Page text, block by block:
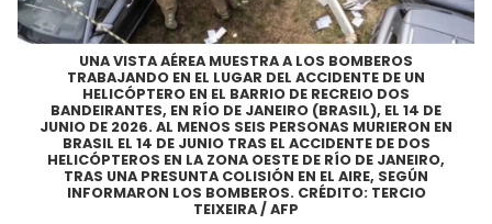
UNA VISTA AÉREA MUESTRA A LOS BOMBEROS
TRABAJANDO EN EL LUGAR DEL ACCIDENTE DE UN
HELICÓPTERO EN EL BARRIO DE RECREIO DOS
BANDEIRANTES, EN RÍO DE JANEIRO (BRASIL), EL 14 DE
JUNIO DE 2026. AL MENOS SEIS PERSONAS MURIERON EN
BRASIL EL 14 DE JUNIO TRAS EL ACCIDENTE DE DOS
HELICÓPTEROS EN LA ZONA OESTE DE RÍO DE JANEIRO,
TRAS UNA PRESUNTA COLISIÓN EN EL AIRE, SEGÚN
INFORMARON LOS BOMBEROS. CRÉDITO: TERCIO
TEIXEIRA / AFP